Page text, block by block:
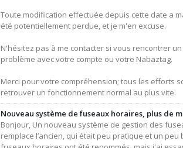
Toute modification effectuée depuis cette date a
été potentiellement perdue, et je m'en excuse.
N'hésitez pas à me contacter si vous rencontrer
problème avec votre compte ou votre Nabaztag.
Merci pour votre compréhension; tous les efforts
retrouver un fonctionnement normal au plus vite.
Nouveau système de fuseaux horaires, plus de
Bonjour, Un nouveau système de gestion des
remplace l’ancien, qui était peu pratique et un peu